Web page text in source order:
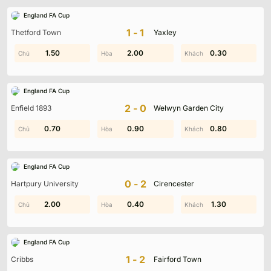
England FA Cup
Thetford Town 1-1 Yaxley
1.00 0.70 1.00
1.50 2.00 0.30
England FA Cup
Enfield 1893 2-0 Welwyn Garden City
0.90 1.20 0.40
0.70 0.90 0.80
England FA Cup
Hartpury University 0-2 Cirencester
1.80 1.60 1.00
2.00 0.40 1.30
England FA Cup
Cribbs 1-2 Fairford Town